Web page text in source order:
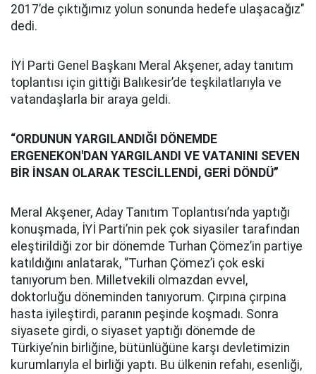
2017’de çıktığımız yolun sonunda hedefe ulaşacağız"
dedi.
İYİ Parti Genel Başkanı Meral Akşener, aday tanıtım
toplantısı için gittiği Balıkesir’de teşkilatlarıyla ve
vatandaşlarla bir araya geldi.
“ORDUNUN YARGILANDIĞI DÖNEMDE
ERGENEKON'DAN YARGILANDI VE VATANINI SEVEN
BİR İNSAN OLARAK TESCİLLENDİ, GERİ DÖNDÜ”
Meral Akşener, Aday Tanıtım Toplantısı’nda yaptığı
konuşmada, İYİ Parti’nin pek çok siyasiler tarafından
eleştirildiği zor bir dönemde Turhan Çömez’in partiye
katıldığını anlatarak, “Turhan Çömez’i çok eski
tanıyorum ben. Milletvekili olmazdan evvel,
doktorluğu döneminden tanıyorum. Çırpına çırpına
hasta iyileştirdi, paranın peşinde koşmadı. Sonra
siyasete girdi, o siyaset yaptığı dönemde de
Türkiye’nin birliğine, bütünlüğüne karşı devletimizin
kurumlarıyla el birliği yaptı. Bu ülkenin refahı, esenliği,